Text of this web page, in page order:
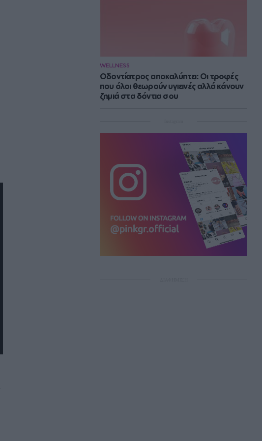
WELLNESS
Οδοντίατρος αποκαλύπτει: Οι τροφές
που όλοι θεωρούν υγιεινές αλλά κάνουν
ζημιά στα δόντια σου